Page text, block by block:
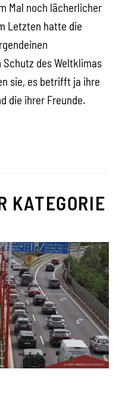
Mal noch lächerlicher
Letzten hatte die
des Weltklimas
sie, es betrifft ja ihre
die ihrer Freunde.
KATEGORIE